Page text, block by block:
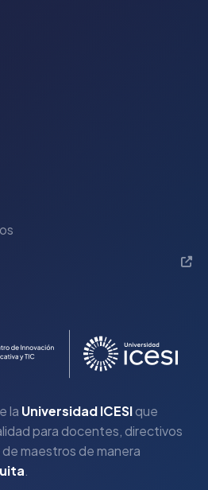
la Universidad ICESIque
para docentes, directivos
maestros de manera
.